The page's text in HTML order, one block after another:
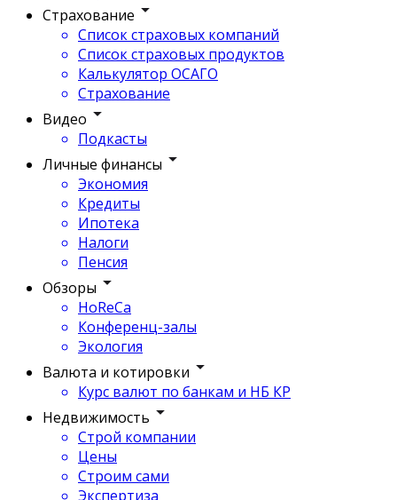
Страхование
Список страховых компаний
Список страховых продуктов
Калькулятор ОСАГО
Страхование
Видео
Подкасты
Личные финансы
Экономия
Кредиты
Ипотека
Налоги
Пенсия
Обзоры
HoReCa
Конференц-залы
Экология
Валюта и котировки
Курс валют по банкам и НБ КР
Недвижимость
Строй компании
Цены
Строим сами
Экспертиза